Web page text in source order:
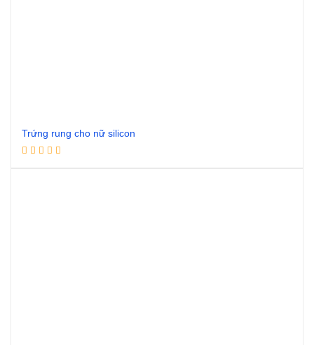
Trứng rung cho nữ silicon